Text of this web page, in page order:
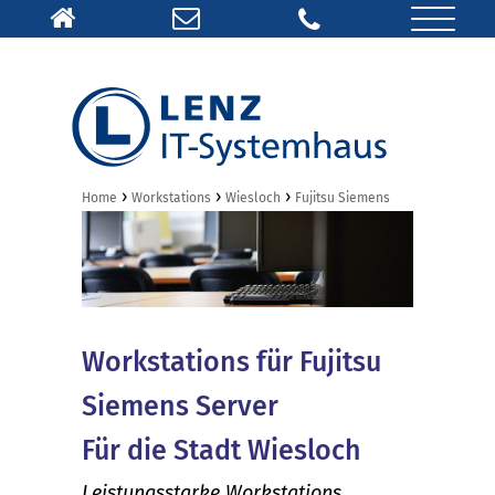
Home › Workstations › Wiesloch › Fujitsu Siemens
Workstations für Fujitsu
Siemens Server
Für die Stadt Wiesloch